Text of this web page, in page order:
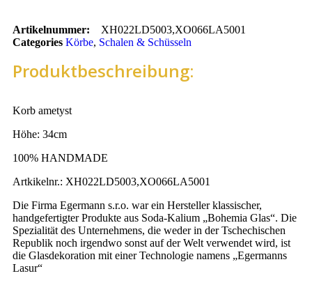
Artikelnummer: XH022LD5003,XO066LA5001
Categories Körbe, Schalen & Schüsseln
Produktbeschreibung:
Korb ametyst
Höhe: 34cm
100% HANDMADE
Artkikelnr.: XH022LD5003,XO066LA5001
Die Firma Egermann s.r.o. war ein Hersteller klassischer,
handgefertigter Produkte aus Soda-Kalium „Bohemia Glas“. Die
Spezialität des Unternehmens, die weder in der Tschechischen
Republik noch irgendwo sonst auf der Welt verwendet wird, ist
die Glasdekoration mit einer Technologie namens „Egermanns
Lasur“